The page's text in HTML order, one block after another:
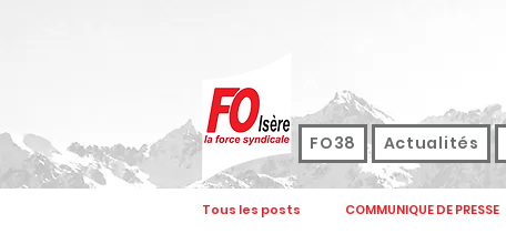
FO38 Actualités
Tous les posts COMMUNIQUE DE PRESSE